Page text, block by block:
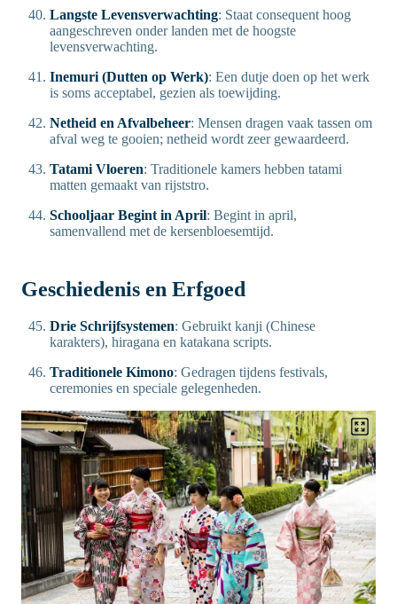
Langste Levensverwachting: Staat consequent hoog
aangeschreven onder landen met de hoogste
levensverwachting.
Inemuri (Dutten op Werk): Een dutje doen op het werk
is soms acceptabel, gezien als toewijding.
Netheid en Afvalbeheer: Mensen dragen vaak tassen om
afval weg te gooien; netheid wordt zeer gewaardeerd.
Tatami Vloeren: Traditionele kamers hebben tatami
matten gemaakt van rijststro.
Schooljaar Begint in April: Begint in april,
samenvallend met de kersenbloesemtijd.
Geschiedenis en Erfgoed
Drie Schrijfsystemen: Gebruikt kanji (Chinese
karakters), hiragana en katakana scripts.
Traditionele Kimono: Gedragen tijdens festivals,
ceremonies en speciale gelegenheden.